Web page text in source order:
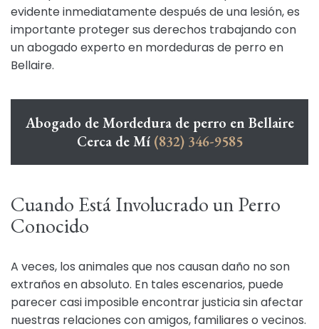
evidente inmediatamente después de una lesión, es
importante proteger sus derechos trabajando con
un abogado experto en mordeduras de perro en
Bellaire.
Abogado de Mordedura de perro en Bellaire
Cerca de Mí (832) 346-9585
Cuando Está Involucrado un Perro
Conocido
A veces, los animales que nos causan daño no son
extraños en absoluto. En tales escenarios, puede
parecer casi imposible encontrar justicia sin afectar
nuestras relaciones con amigos, familiares o vecinos.